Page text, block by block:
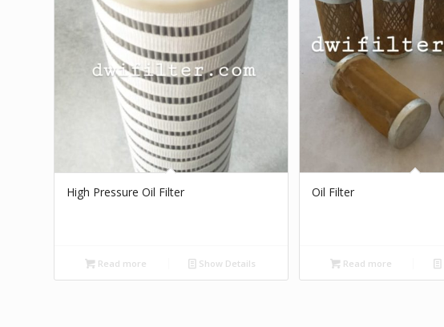
High Pressure Oil Filter
Read more Show Details
Oil Filter
Read more